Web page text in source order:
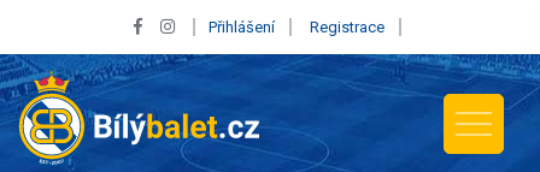
Přihlášení Registrace